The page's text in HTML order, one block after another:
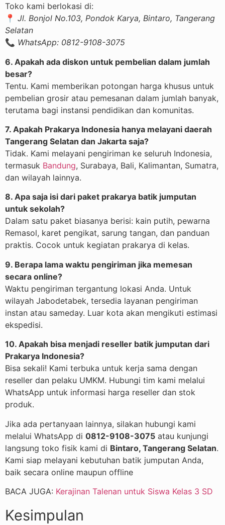
Toko kami berlokasi di:
📍 Jl. Bonjol No.103, Pondok Karya, Bintaro, Tangerang
Selatan
📞 WhatsApp: 0812-9108-3075
6. Apakah ada diskon untuk pembelian dalam jumlah
besar?
Tentu. Kami memberikan potongan harga khusus untuk
pembelian grosir atau pemesanan dalam jumlah banyak,
terutama bagi instansi pendidikan dan komunitas.
7. Apakah Prakarya Indonesia hanya melayani daerah
Tangerang Selatan dan Jakarta saja?
Tidak. Kami melayani pengiriman ke seluruh Indonesia,
termasuk Bandung, Surabaya, Bali, Kalimantan, Sumatra,
dan wilayah lainnya.
8. Apa saja isi dari paket prakarya batik jumputan
untuk sekolah?
Dalam satu paket biasanya berisi: kain putih, pewarna
Remasol, karet pengikat, sarung tangan, dan panduan
praktis. Cocok untuk kegiatan prakarya di kelas.
9. Berapa lama waktu pengiriman jika memesan
secara online?
Waktu pengiriman tergantung lokasi Anda. Untuk
wilayah Jabodetabek, tersedia layanan pengiriman
instan atau sameday. Luar kota akan mengikuti estimasi
ekspedisi.
10. Apakah bisa menjadi reseller batik jumputan dari
Prakarya Indonesia?
Bisa sekali! Kami terbuka untuk kerja sama dengan
reseller dan pelaku UMKM. Hubungi tim kami melalui
WhatsApp untuk informasi harga reseller dan stok
produk.
Jika ada pertanyaan lainnya, silakan hubungi kami
melalui WhatsApp di 0812-9108-3075 atau kunjungi
langsung toko fisik kami di Bintaro, Tangerang Selatan.
Kami siap melayani kebutuhan batik jumputan Anda,
baik secara online maupun offline
BACA JUGA: Kerajinan Talenan untuk Siswa Kelas 3 SD
Kesimpulan